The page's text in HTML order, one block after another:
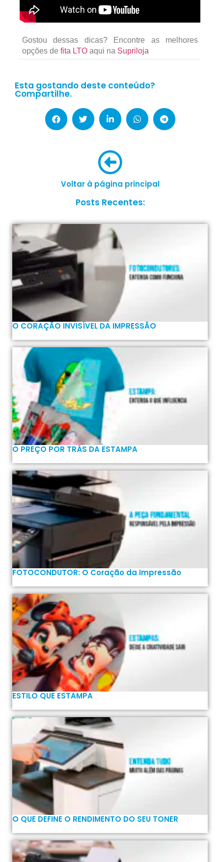
Gostou dessas dicas? Encontre as melhores
opções de fita LTO aqui na Supriloja
Esta gostando deste conteúdo?
Compartilhe.
Voltar à página principal
Posts Recentes:
O CORAÇÃO INVISÍVEL DA IMPRESSÃO
O PREÇO POR TRÁS DA ESTAMPA
FOTOCONDUTOR: O Coração da Impressão
ESTILO QUE ESTAMPA
O QUE DEFINE O RENDIMENTO DO SEU TONER